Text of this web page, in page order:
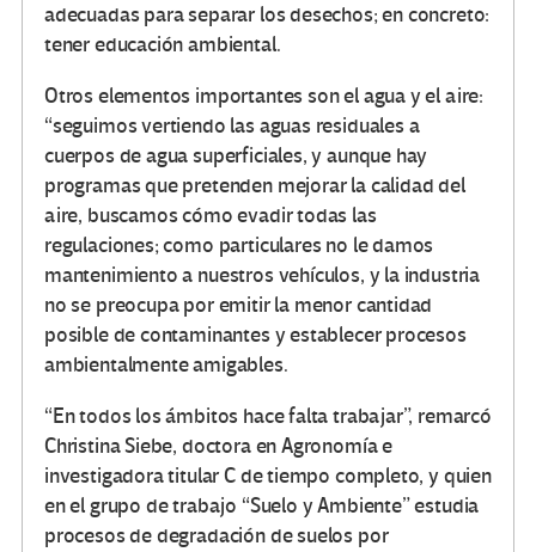
adecuadas para separar los desechos; en concreto:
tener educación ambiental.
Otros elementos importantes son el agua y el aire:
“seguimos vertiendo las aguas residuales a
cuerpos de agua superficiales, y aunque hay
programas que pretenden mejorar la calidad del
aire, buscamos cómo evadir todas las
regulaciones; como particulares no le damos
mantenimiento a nuestros vehículos, y la industria
no se preocupa por emitir la menor cantidad
posible de contaminantes y establecer procesos
ambientalmente amigables.
“En todos los ámbitos hace falta trabajar”, remarcó
Christina Siebe, doctora en Agronomía e
investigadora titular C de tiempo completo, y quien
en el grupo de trabajo “Suelo y Ambiente” estudia
procesos de degradación de suelos por